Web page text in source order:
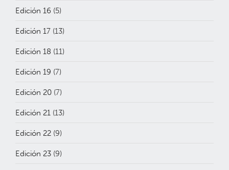
Edición 16 (5)
Edición 17 (13)
Edición 18 (11)
Edición 19 (7)
Edición 20 (7)
Edición 21 (13)
Edición 22 (9)
Edición 23 (9)